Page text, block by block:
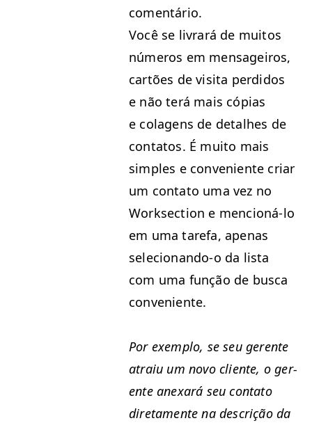
comentário.
Você se livrará de muitos
números em men­sageiros,
cartões de visi­ta per­di­dos
e não terá mais cópias
e cola­gens de detal­h­es de
con­tatos. É muito mais
sim­ples e con­ve­niente cri­ar
um con­ta­to uma vez no
Work­sec­tion e men­cioná-lo
em uma tare­fa, ape­nas
selecionando‑o da lista
com uma função de bus­ca
conveniente.
Por exem­p­lo, se seu ger­ente
atraiu um novo cliente, o ger­
ente anexará seu con­ta­to
dire­ta­mente na descrição da